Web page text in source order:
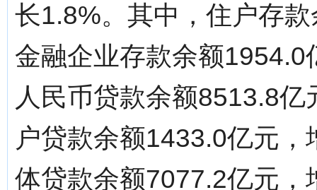
长1.8%。其中，住户存
金融企业存款余额
人民币贷款余额8513.8
户贷款余额1433.0亿元
体贷款余额7077.2亿元